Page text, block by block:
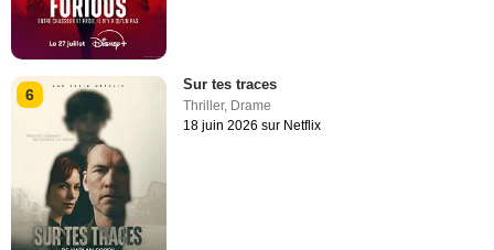
6
Sur tes traces
Thriller, Drame
18 juin 2026 sur Netflix